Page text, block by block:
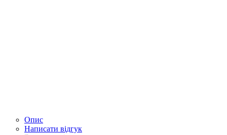
Опис
Написати відгук